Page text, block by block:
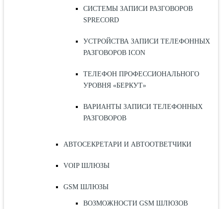
СИСТЕМЫ ЗАПИСИ РАЗГОВОРОВ
SPRECORD
УСТРОЙСТВА ЗАПИСИ ТЕЛЕФОННЫХ
РАЗГОВОРОВ ICON
ТЕЛЕФОН ПРОФЕССИОНАЛЬНОГО
УРОВНЯ «БЕРКУТ»
ВАРИАНТЫ ЗАПИСИ ТЕЛЕФОННЫХ
РАЗГОВОРОВ
АВТОСЕКРЕТАРИ И АВТООТВЕТЧИКИ
VOIP ШЛЮЗЫ
GSM ШЛЮЗЫ
ВОЗМОЖНОСТИ GSM ШЛЮЗОВ